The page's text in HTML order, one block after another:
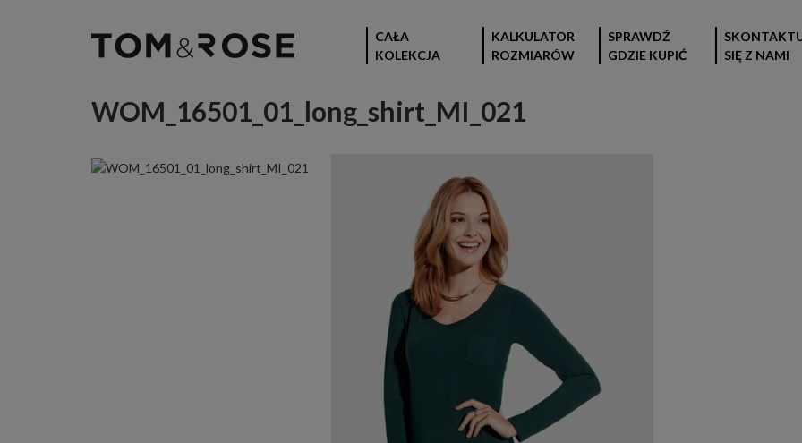
CAŁA
KOLEKCJA
KALKULATOR
ROZMIARÓW
SPRAWDŹ
GDZIE KUPIĆ
SIĘ Z NAMI
WOM_16501_01_long_shirt_MI_021